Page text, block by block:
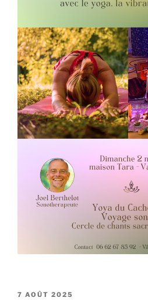
PUBLIÉ
7 AOÛT 2025